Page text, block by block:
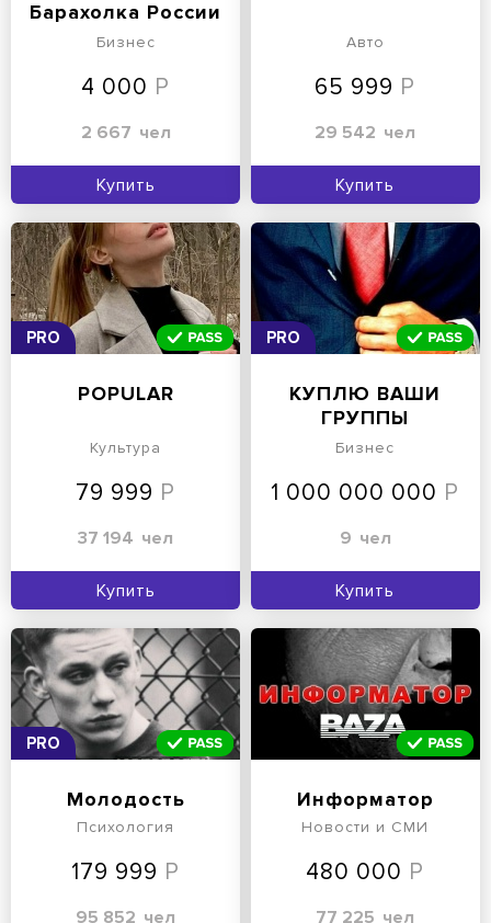
Барахолка России
Бизнес
4 000
2 667 чел
Купить
Авто
65 999
29 542 чел
Купить
PRO
POPULAR
Культура
79 999
37 194 чел
Купить
PRO
КУПЛЮ ВАШИ
ГРУППЫ
Бизнес
1 000 000 000
9 чел
Купить
PRO
Молодость
Психология
179 999
95 852 чел
Информатор
Новости и СМИ
480 000
77 225 чел